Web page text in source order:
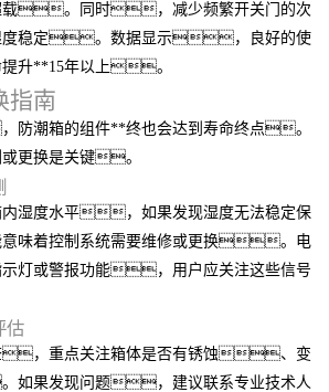
。同时，减少频繁开关门的次
度稳定。数据显示，良好的使
提升**15年以上。
指南
防潮箱的组件**终也会达到寿命终点。
或更换是关键。
内湿度水平，如果发现湿度无法稳定保
味着控制系统需要维修或更换。电
示灯或警报功能，用户应关注这些信号
估
，重点关注箱体是否有锈蚀、变
如果发现问题，建议联系专业技术人